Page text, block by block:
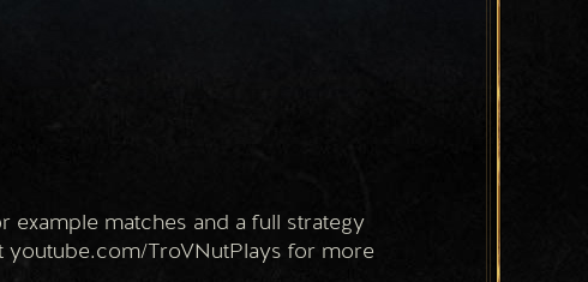
example matches and a full strategy
youtube.com/TroVNutPlays for more